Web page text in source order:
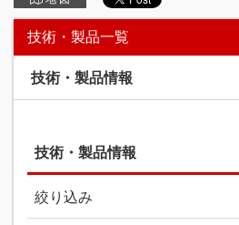
技術・製品一覧
技術・製品情報
技術・製品情報
絞り込み